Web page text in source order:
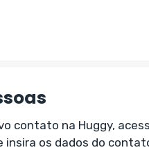
contato na Huggy,
insira os dados do